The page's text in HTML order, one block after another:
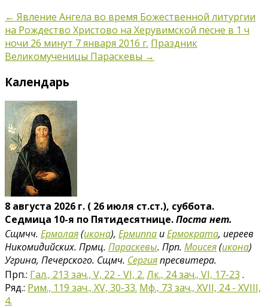
← Явление Ангела во время Божественной литургии
на Рождество Христово на Херувимской песне в 1 ч
ночи 26 минут 7 января 2016 г. Праздник
Великомученицы Параскевы →
Календарь
8 августа 2026 г. ( 26 июля ст.ст.), суббота.
Седмица 10-я по Пятидесятнице.Поста нет.
Сщмчч. Ермолая(икона), Ермиппа иЕрмократа, иереев
Никомидийских. Прмц. Параскевы. Прп. Моисея(икона)
Угрина, Печерского. Сщмч. Сергияпресвитера.
Прп.: Гал., 213 зач., V, 22 - VI, 2. Лк., 24 зач., VI, 17-23 .
Ряд.: Рим., 119 зач., XV, 30-33. Мф., 73 зач., XVII, 24 - XVIII,
4.